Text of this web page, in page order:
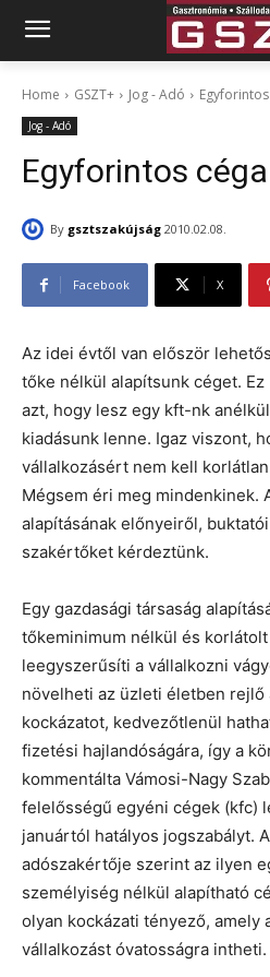
Home GSZT+ Jog - Adó
Jog - Adó
Egyforintos
By gsztszakújság 2010.02.08.
Facebook X
Az idei évtől van először
tőke nélkül alapítsunk céget.
azt, hogy lesz egy kft-nk
kiadásunk lenne. Igaz viszont,
vállalkozásért nem kell
Mégsem éri meg mindenkinek.
alapításának előnyeiről,
szakértőket kérdeztünk.
Egy gazdasági társaság
tőkeminimum nélkül és
leegyszerűsíti a vállalkozni
növelheti az üzleti életben rejlő
kockázatot, kedvezőtlenül
fizetési hajlandóságára, így a
kommentálta Vámosi-Nagy
felelősségű egyéni cégek (kfc)
januártól hatályos jogszabályt.
adószakértője szerint az ilyen
személyiség nélkül alapítható
olyan kockázati tényező, amely
vállalkozást óvatosságra intheti.